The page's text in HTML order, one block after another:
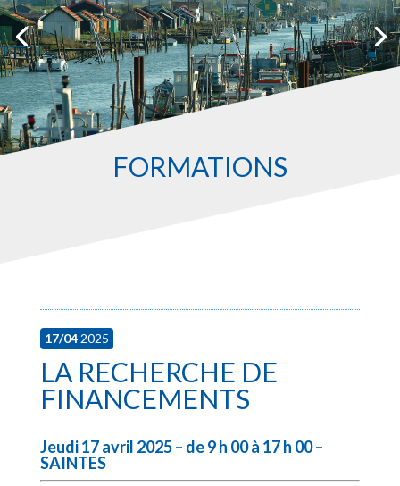
FORMATIONS
17/042025
LA RECHERCHE DE
FINANCEMENTS
Jeudi 17 avril 2025 – de 9 h 00 à 17 h 00 –
SAINTES